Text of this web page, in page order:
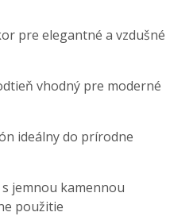
pre elegantné a vzdušné
vhodný pre moderné
ideálny do prírodne
jemnou kamennou
použitie